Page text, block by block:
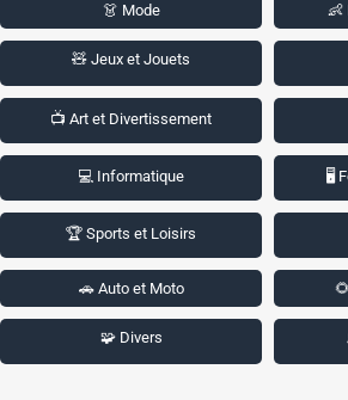
👗 Mode 👶
🧸 Jeux et Jouets
📺 Art et Divertissement
💻 Informatique 🖥️
🏆 Sports et Loisirs
🚗 Auto et Moto
🧩 Divers